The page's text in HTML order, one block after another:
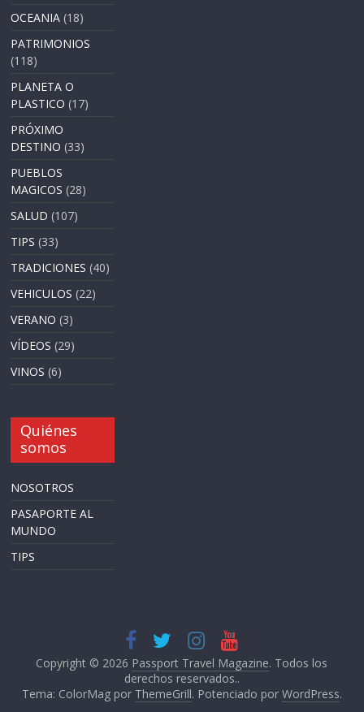
OCEANIA (18)
PATRIMONIOS
(118)
PLANETA O
PLASTICO (17)
PRÓXIMO
DESTINO (33)
PUEBLOS
MAGICOS (28)
SALUD (107)
TIPS (33)
TRADICIONES (40)
VEHICULOS (22)
VERANO (3)
VÍDEOS (29)
VINOS (6)
Quiénes
somos
NOSOTROS
PASAPORTE AL
MUNDO
TIPS
Copyright © 2026 Passport Travel Magazine. Todos los
derechos reservados..
Tema: ColorMag por ThemeGrill. Potenciado por WordPress.